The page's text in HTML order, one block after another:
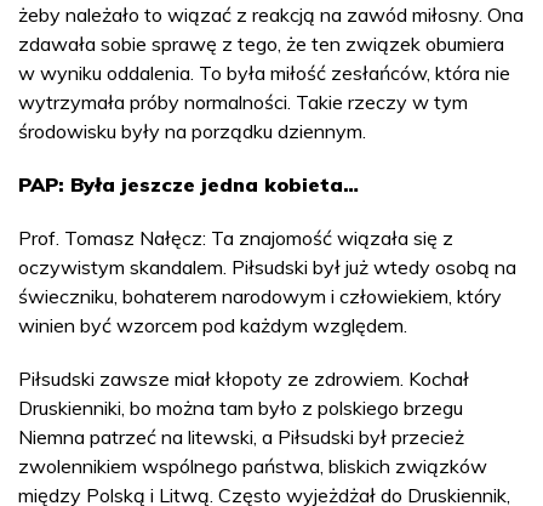
żeby należało to wiązać z reakcją na zawód miłosny. Ona
zdawała sobie sprawę z tego, że ten związek obumiera
w wyniku oddalenia. To była miłość zesłańców, która nie
wytrzymała próby normalności. Takie rzeczy w tym
środowisku były na porządku dziennym.
PAP: Była jeszcze jedna kobieta…
Prof. Tomasz Nałęcz: Ta znajomość wiązała się z
oczywistym skandalem. Piłsudski był już wtedy osobą na
świeczniku, bohaterem narodowym i człowiekiem, który
winien być wzorcem pod każdym względem.
Piłsudski zawsze miał kłopoty ze zdrowiem. Kochał
Druskienniki, bo można tam było z polskiego brzegu
Niemna patrzeć na litewski, a Piłsudski był przecież
zwolennikiem wspólnego państwa, bliskich związków
między Polską i Litwą. Często wyjeżdżał do Druskiennik,